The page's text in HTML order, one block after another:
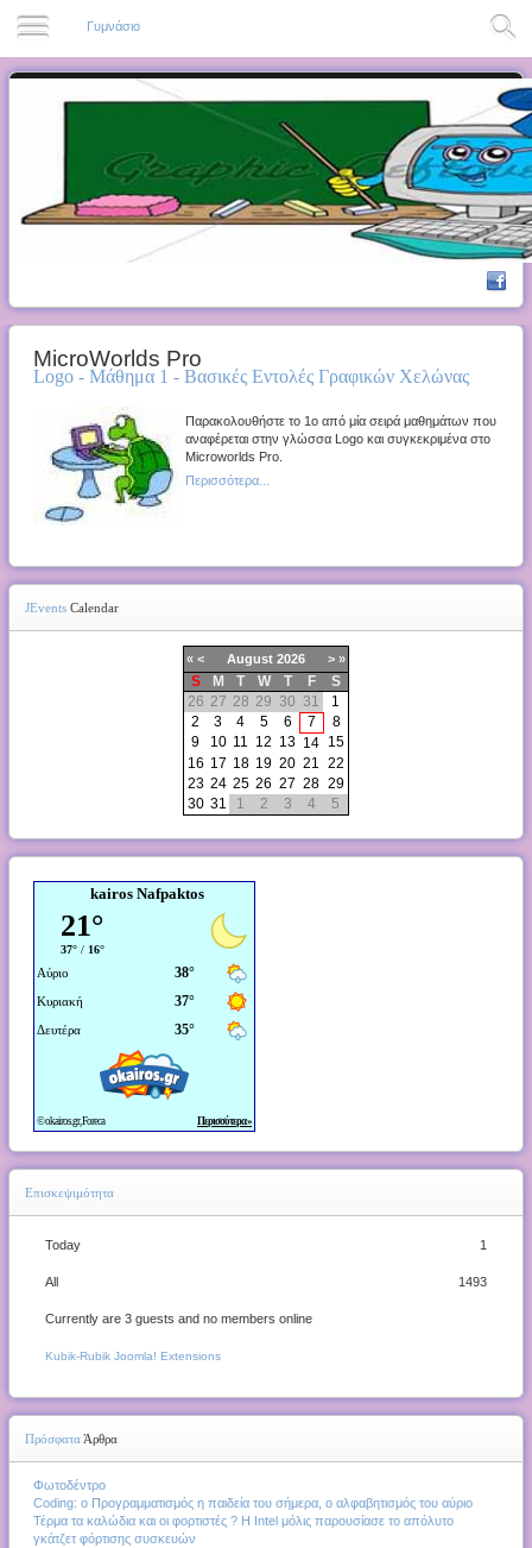
Γυμνάσιο
MicroWorlds Pro
Logo - Μάθημα 1 - Βασικές Εντολές Γραφικών Χελώνας
Παρακολουθήστε το 1ο από μία σειρά μαθημάτων που
αναφέρεται στην γλώσσα Logo και συγκεκριμένα στο
Microworlds Pro.
Περισσότερα...
JEvents Calendar
« < August 2026 > »
S M T W T F
S
26 27 28 29 30 31
1
2
3 4 5 6 7
8
9
10 11 12 13 14 15
16 17 18 19 20 21 22
23 24 25 26 27 28 29
30 31 1 2 3 4 5
kairos Nafpaktos
Επισκεψιμότητα
Today 1
All 1493
Currently are 3 guests and no members online
Kubik-Rubik Joomla! Extensions
ΠρόσφαταΆρθρα
Φωτοδέντρο
Coding: ο Προγραμματισμός η παιδεία του σήμερα, ο αλφαβητισμός του αύριο
Τέρμα τα καλώδια και οι φορτιστές ? Η Intel μόλις παρουσίασε το απόλυτο
γκάτζετ φόρτισης συσκευών